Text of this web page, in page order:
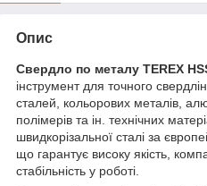
Опис
Свердло по металу TEREX
інструмент для точного
сталей, кольорових металів,
полімерів та ін. технічних
швидкорізальної сталі за
що гарантує високу якість,
стабільність у роботі.